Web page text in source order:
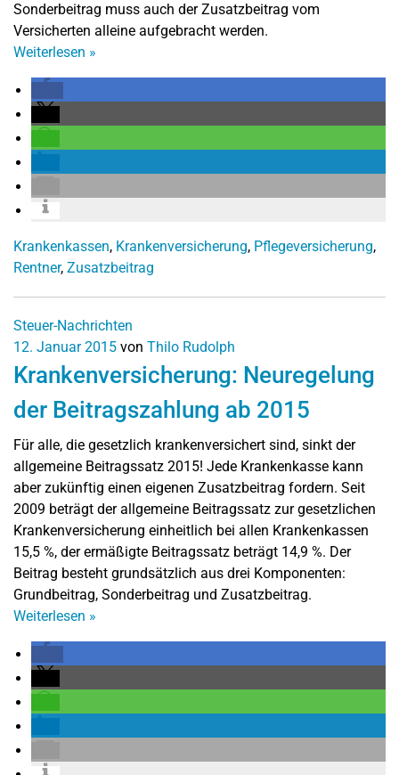
Sonderbeitrag muss auch der Zusatzbeitrag vom
Versicherten alleine aufgebracht werden.
Weiterlesen »
Krankenkassen, Krankenversicherung, Pflegeversicherung,
Rentner, Zusatzbeitrag
Steuer-Nachrichten
12. Januar 2015 von Thilo Rudolph
Krankenversicherung: Neuregelung
der Beitragszahlung ab 2015
Für alle, die gesetzlich krankenversichert sind, sinkt der
allgemeine Beitragssatz 2015! Jede Krankenkasse kann
aber zukünftig einen eigenen Zusatzbeitrag fordern. Seit
2009 beträgt der allgemeine Beitragssatz zur gesetzlichen
Krankenversicherung einheitlich bei allen Krankenkassen
15,5 %, der ermäßigte Beitragssatz beträgt 14,9 %. Der
Beitrag besteht grundsätzlich aus drei Komponenten:
Grundbeitrag, Sonderbeitrag und Zusatzbeitrag.
Weiterlesen »